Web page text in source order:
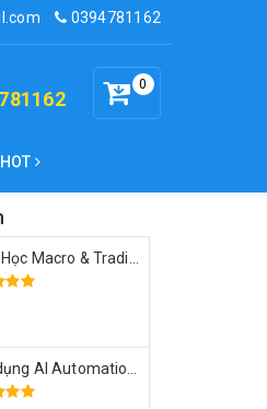
0394781162
0